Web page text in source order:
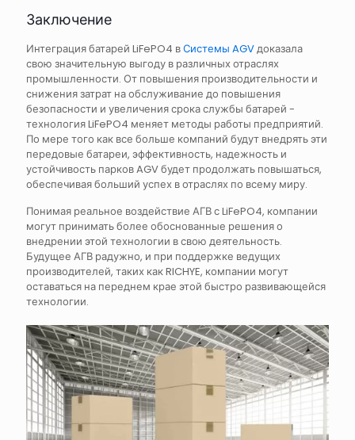
Заключение
Интеграция батарей LiFePO4 вСистемы AGVдоказала
свою значительную выгоду в различных отраслях
промышленности. От повышения производительности и
снижения затрат на обслуживание до повышения
безопасности и увеличения срока службы батарей -
технология LiFePO4 меняет методы работы предприятий.
По мере того как все больше компаний будут внедрять эти
передовые батареи, эффективность, надежность и
устойчивость парков AGV будет продолжать повышаться,
обеспечивая больший успех в отраслях по всему миру.
Понимая реальное воздействие АГВ с LiFePO4, компании
могут принимать более обоснованные решения о
внедрении этой технологии в свою деятельность.
Будущее АГВ радужно, и при поддержке ведущих
производителей, таких как RICHYE, компании могут
оставаться на переднем крае этой быстро развивающейся
технологии.